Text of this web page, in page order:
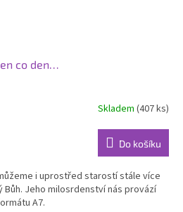
co den…
Skladem (407 ks)
Do košíku
i uprostřed starostí stále více
Jeho milosrdenství nás provází
A7.